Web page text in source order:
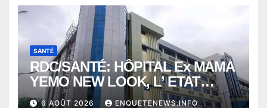
SANTÉ
RDC/SANTÉ: HÔPITAL Ex MAMA
YEMO NEW LOOK, L’ ETAT
PERD LE CONTROLE
6 AOÛT 2026 ENQUETENEWS.INFO